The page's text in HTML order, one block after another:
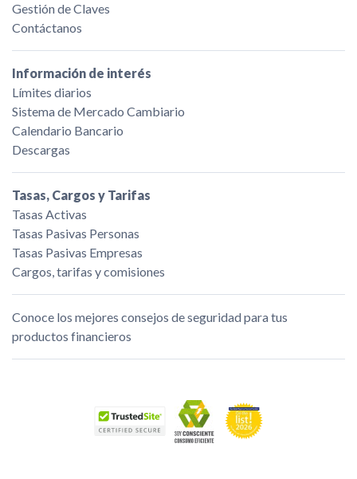
Gestión de Claves
Contáctanos
Información de interés
Límites diarios
Sistema de Mercado Cambiario
Calendario Bancario
Descargas
Tasas, Cargos y Tarifas
Tasas Activas
Tasas Pasivas Personas
Tasas Pasivas Empresas
Cargos, tarifas y comisiones
Conoce los mejores consejos de seguridad para tus
productos financieros